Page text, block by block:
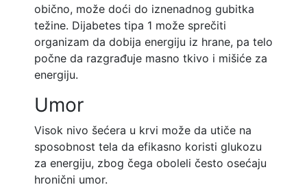
obično, može doći do iznenadnog gubitka
težine. Dijabetes tipa 1 može sprečiti
organizam da dobija energiju iz hrane, pa telo
počne da razgrađuje masno tkivo i mišiće za
energiju.
Umor
Visok nivo šećera u krvi može da utiče na
sposobnost tela da efikasno koristi glukozu
za energiju, zbog čega oboleli često osećaju
hronični umor.